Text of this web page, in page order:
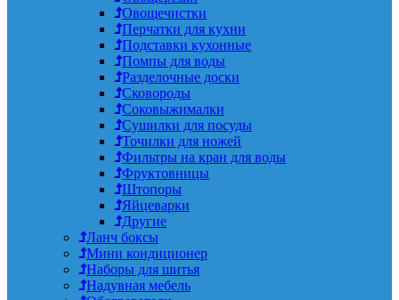
Овощечистки
Перчатки для кухни
Подставки кухонные
Помпы для воды
Разделочные доски
Сковороды
Соковыжималки
Сушилки для посуды
Точилки для ножей
Фильтры на кран для воды
Фруктовницы
Штопоры
Яйцеварки
Другие
Ланч боксы
Мини кондиционер
Наборы для шитья
Надувная мебель